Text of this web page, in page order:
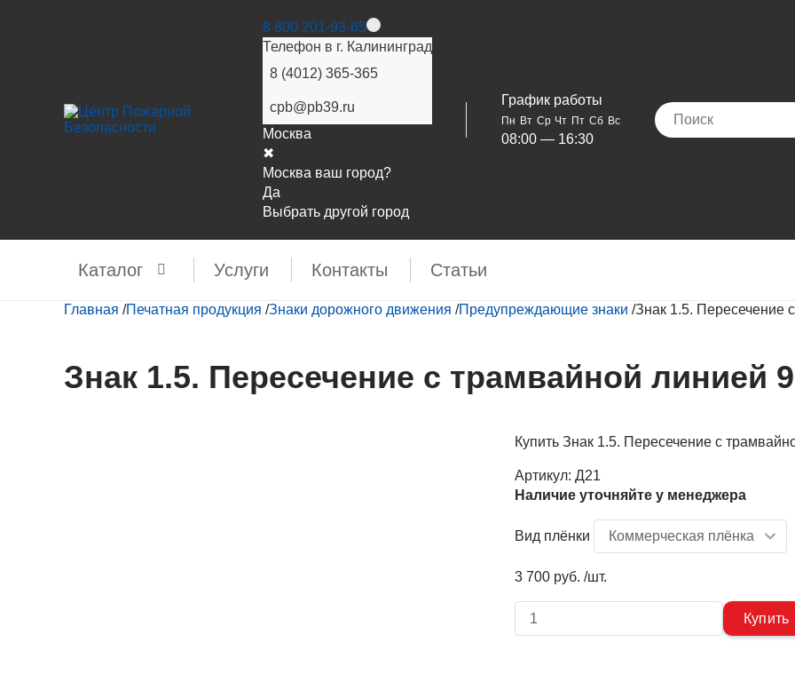
8 800 201-93-65
Телефон в г. Калининград
8 (4012) 365-365
cpb@pb39.ru
Москва
✖
Москва ваш город?
Да
Выбрать другой город
График работы
Пн Вт Ср Чт Пт Сб Вс
08:00 — 16:30
Каталог Услуги Контакты Cтатьи
Главная /Печатная продукция /Знаки дорожного движения /Предупреждающие знаки /Знак 1.5. Пересечение
Знак 1.5. Пересечение с трамвайной линией
Купить Знак 1.5. Пересечение с
Артикул:Д21
Наличие уточняйте у менеджера
Вид плёнки
3 700 руб. /шт.